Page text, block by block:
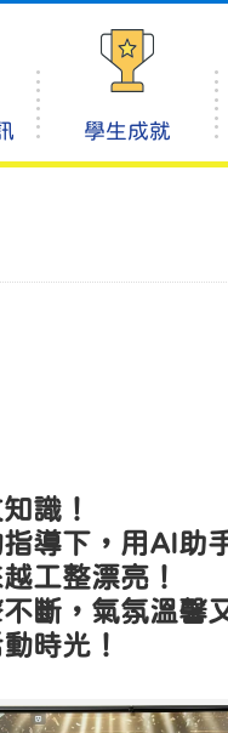
學生成就
識！
導下，用AI助
工整漂亮！
斷，氣氛溫馨
時光！